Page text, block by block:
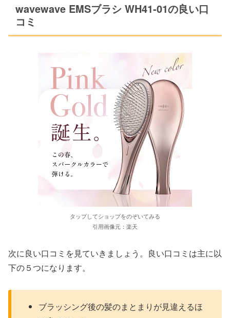
wavewave EMSブラシ WH41-01の良い口
コミ
タップしてショップをのぞいてみる
引用画像元：楽天
次に良い口コミを見ていきましょう。良い口コミは主に以
下の５つになります。
ブラッシング後の髪のまとまりが見違えるほ